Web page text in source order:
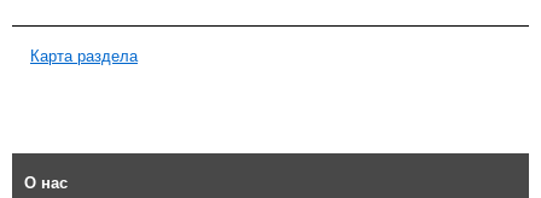
Карта раздела
О нас